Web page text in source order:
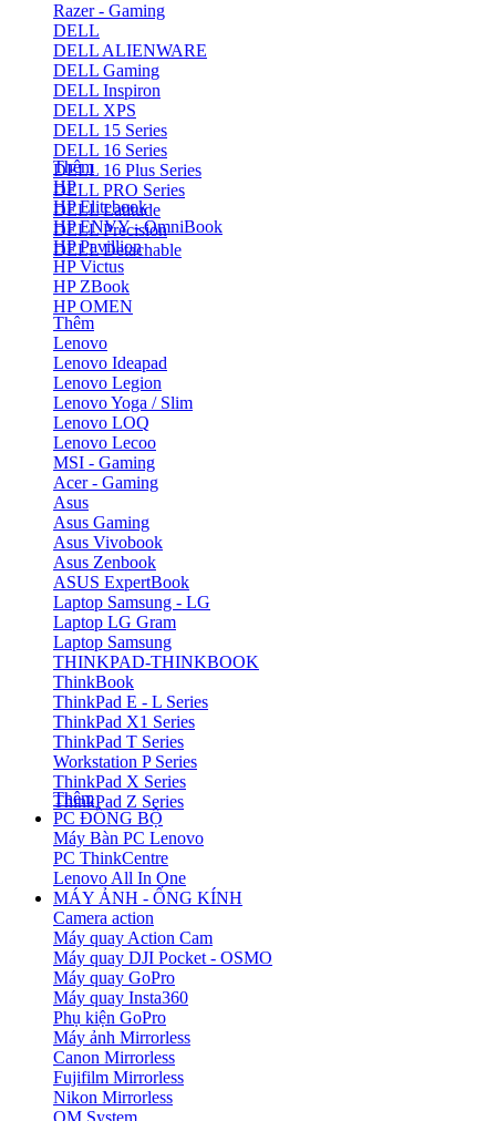
Razer - Gaming
DELL
DELL ALIENWARE
DELL Gaming
DELL Inspiron
DELL XPS
DELL 15 Series
DELL 16 Series
DELL 16 Plus Series
DELL PRO Series
DELL Latitude
DELL Precision
DELL Detachable
Thêm
HP
HP Elitebook
HP ENVY - OmniBook
HP Pavillion
HP Victus
HP ZBook
HP OMEN
Thêm
Lenovo
Lenovo Ideapad
Lenovo Legion
Lenovo Yoga / Slim
Lenovo LOQ
Lenovo Lecoo
MSI - Gaming
Acer - Gaming
Asus
Asus Gaming
Asus Vivobook
Asus Zenbook
ASUS ExpertBook
Laptop Samsung - LG
Laptop LG Gram
Laptop Samsung
THINKPAD-THINKBOOK
ThinkBook
ThinkPad E - L Series
ThinkPad X1 Series
ThinkPad T Series
Workstation P Series
ThinkPad X Series
ThinkPad Z Series
Thêm
PC ĐỒNG BỘ
Máy Bàn PC Lenovo
PC ThinkCentre
Lenovo All In One
MÁY ẢNH - ỐNG KÍNH
Camera action
Máy quay Action Cam
Máy quay DJI Pocket - OSMO
Máy quay GoPro
Máy quay Insta360
Phụ kiện GoPro
Máy ảnh Mirrorless
Canon Mirrorless
Fujifilm Mirrorless
Nikon Mirrorless
OM System